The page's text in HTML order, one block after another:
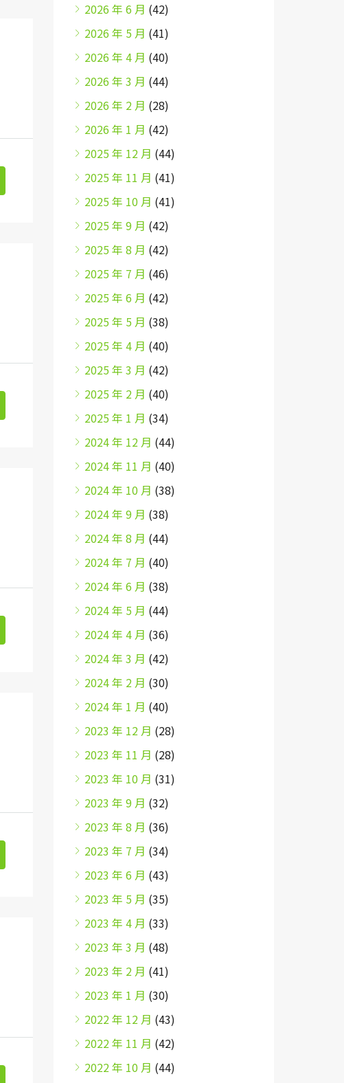
2026 年 6 月 (42)
2026 年 5 月 (41)
2026 年 4 月 (40)
2026 年 3 月 (44)
2026 年 2 月 (28)
2026 年 1 月 (42)
2025 年 12 月 (44)
2025 年 11 月 (41)
2025 年 10 月 (41)
2025 年 9 月 (42)
2025 年 8 月 (42)
2025 年 7 月 (46)
2025 年 6 月 (42)
2025 年 5 月 (38)
2025 年 4 月 (40)
2025 年 3 月 (42)
2025 年 2 月 (40)
2025 年 1 月 (34)
2024 年 12 月 (44)
2024 年 11 月 (40)
2024 年 10 月 (38)
2024 年 9 月 (38)
2024 年 8 月 (44)
2024 年 7 月 (40)
2024 年 6 月 (38)
2024 年 5 月 (44)
2024 年 4 月 (36)
2024 年 3 月 (42)
2024 年 2 月 (30)
2024 年 1 月 (40)
2023 年 12 月 (28)
2023 年 11 月 (28)
2023 年 10 月 (31)
2023 年 9 月 (32)
2023 年 8 月 (36)
2023 年 7 月 (34)
2023 年 6 月 (43)
2023 年 5 月 (35)
2023 年 4 月 (33)
2023 年 3 月 (48)
2023 年 2 月 (41)
2023 年 1 月 (30)
2022 年 12 月 (43)
2022 年 11 月 (42)
2022 年 10 月 (44)